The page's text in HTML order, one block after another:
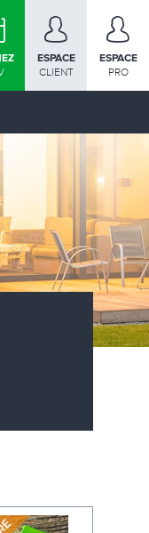
ESPACE
CLIENT
ESPACE
PRO